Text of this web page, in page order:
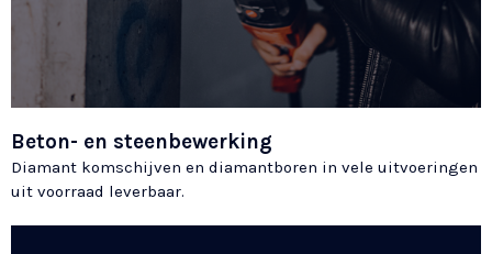
Beton- en steenbewerking
Diamant komschijven en diamantboren in vele uitvoeringen
uit voorraad leverbaar.